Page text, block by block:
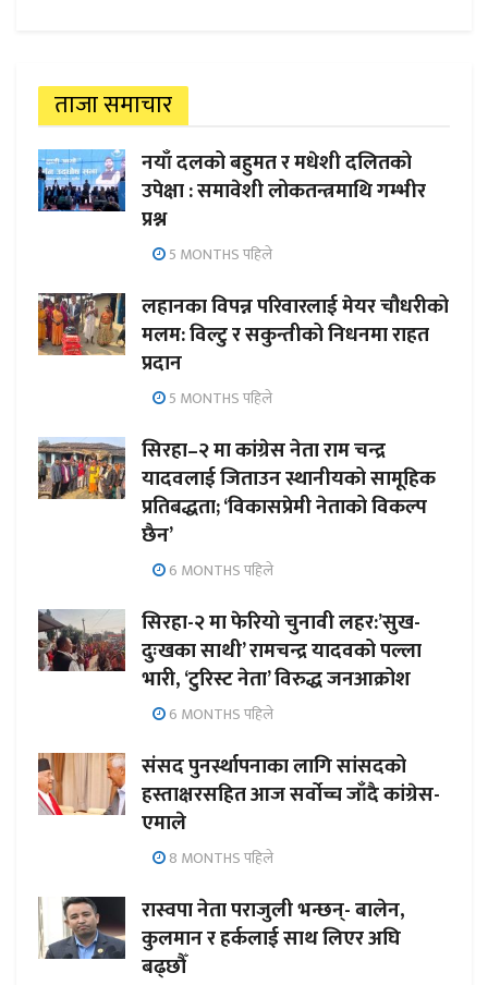
ताजा समाचार
नयाँ दलको बहुमत र मधेशी दलितको
उपेक्षा : समावेशी लोकतन्त्रमाथि गम्भीर
प्रश्न
5 MONTHS पहिले
लहानका विपन्न परिवारलाई मेयर चौधरीको
मलम: विल्टु र सकुन्तीको निधनमा राहत
प्रदान
5 MONTHS पहिले
सिरहा–२ मा कांग्रेस नेता राम चन्द्र
यादवलाई जिताउन स्थानीयको सामूहिक
प्रतिबद्धता; ‘विकासप्रेमी नेताको विकल्प
छैन’
6 MONTHS पहिले
सिरहा-२ मा फेरियो चुनावी लहर:’सुख-
दुःखका साथी’ रामचन्द्र यादवको पल्ला
भारी, ‘टुरिस्ट नेता’ विरुद्ध जनआक्रोश
6 MONTHS पहिले
संसद पुनर्स्थापनाका लागि सांसदको
हस्ताक्षरसहित आज सर्वोच्च जाँदै कांग्रेस-
एमाले
8 MONTHS पहिले
रास्वपा नेता पराजुली भन्छन्- बालेन,
कुलमान र हर्कलाई साथ लिएर अघि
बढ्छौँ